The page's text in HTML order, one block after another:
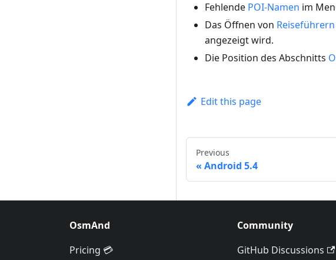
Fehlende POI-Namen im
Das Öffnen von Reiseführern
angezeigt wird.
Die Position des Abschnitts
Edit this page
Previous
Android 5.4
OsmAnd
Pricing 💳
Community
GitHub Discussions